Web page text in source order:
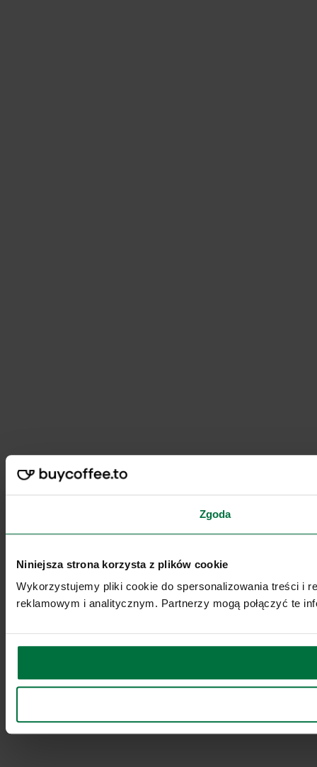
Zgoda
Niniejsza strona korzysta z plików cookie
Wykorzystujemy pliki cookie do spersonalizowania treści i
reklamowym i analitycznym. Partnerzy mogą połączyć te